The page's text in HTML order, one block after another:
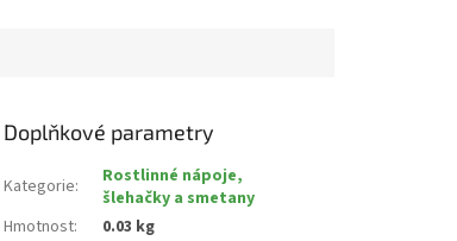
Doplňkové parametry
Kategorie:
Rostlinné nápoje,
šlehačky a smetany
Hmotnost:
0.03 kg